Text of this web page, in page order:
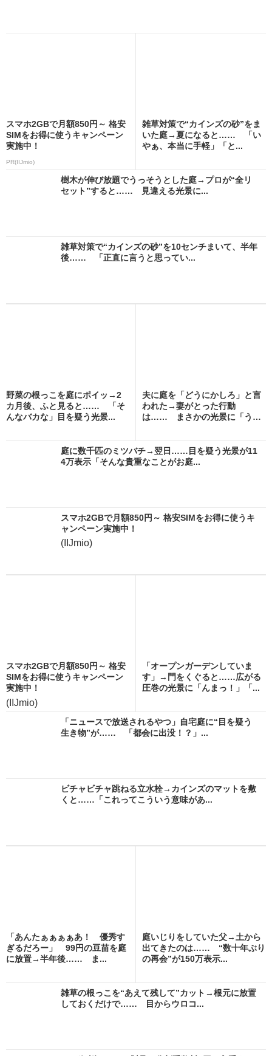
スマホ2GBで月額850円～ 格安
SIMをお得に使うキャンペーン
実施中！
PR(IIJmio)
雑草対策で“カインズの砂”をま
いた庭→夏になると…… 「い
やぁ、本当に手軽」「と...
樹木が伸び放題でうっそうとした庭→プロが“全リ
セット”すると…… 見違える光景に...
雑草対策で“カインズの砂”を10センチまいて、半年
後…… 「正直に言うと思ってい...
野菜の根っこを庭にポイッ→2
カ月後、ふと見ると…… 「そ
んなバカな」目を疑う光景...
夫に庭を「どうにかしろ」と言
われた→妻がとった行動
は…… まさかの光景に「う…
庭に数千匹のミツバチ→翌日……目を疑う光景が11
4万表示「そんな貴重なことがお庭...
スマホ2GBで月額850円～ 格安SIMをお得に使うキ
ャンペーン実施中！
(IIJmio)
スマホ2GBで月額850円～ 格安
SIMをお得に使うキャンペーン
実施中！
(IIJmio)
「オープンガーデンしていま
す」→門をくぐると……広がる
圧巻の光景に「んまっ！」「...
「ニュースで放送されるやつ」自宅庭に“目を疑う
生き物”が…… 「都会に出没！？」...
ビチャビチャ跳ねる立水栓→カインズのマットを敷
くと……「これってこういう意味があ...
「あんたぁぁぁぁあ！ 優秀す
ぎるだろー」 99円の豆苗を庭
に放置→半年後…… ま...
庭いじりをしていた父→土から
出てきたのは…… “数十年ぶり
の再会”が150万表示...
雑草の根っこを“あえて残して”カット→根元に放置
しておくだけで…… 目からウロコ...